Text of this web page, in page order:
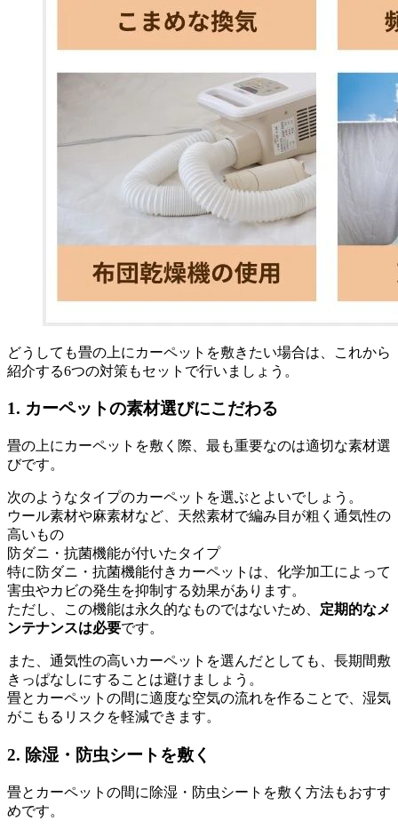
どうしても畳の上にカーペットを敷きたい場合は、これから
紹介する6つの対策もセットで行いましょう。
1. カーペットの素材選びにこだわる
畳の上にカーペットを敷く際、最も重要なのは適切な素材選
びです。
次のようなタイプのカーペットを選ぶとよいでしょう。
ウール素材や麻素材など、天然素材で編み目が粗く通気性の
高いもの
防ダニ・抗菌機能が付いたタイプ
特に防ダニ・抗菌機能付きカーペットは、化学加工によって
害虫やカビの発生を抑制する効果があります。
ただし、この機能は永久的なものではないため、 定期的なメ
ンテナンスは必要です。
また、通気性の高いカーペットを選んだとしても、長期間敷
きっぱなしにすることは避けましょう。
畳とカーペットの間に適度な空気の流れを作ることで、湿気
がこもるリスクを軽減できます。
2. 除湿・防虫シートを敷く
畳とカーペットの間に除湿・防虫シートを敷く方法もおすす
めです。